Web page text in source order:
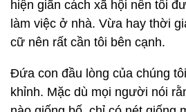
hiện giãn cách xã hội nên tôi
làm việc ở nhà. Vừa hay thời
cữ nên rất cần tôi bên cạnh.
Đứa con đầu lòng của chúng
khỉnh. Mặc dù mọi người nói